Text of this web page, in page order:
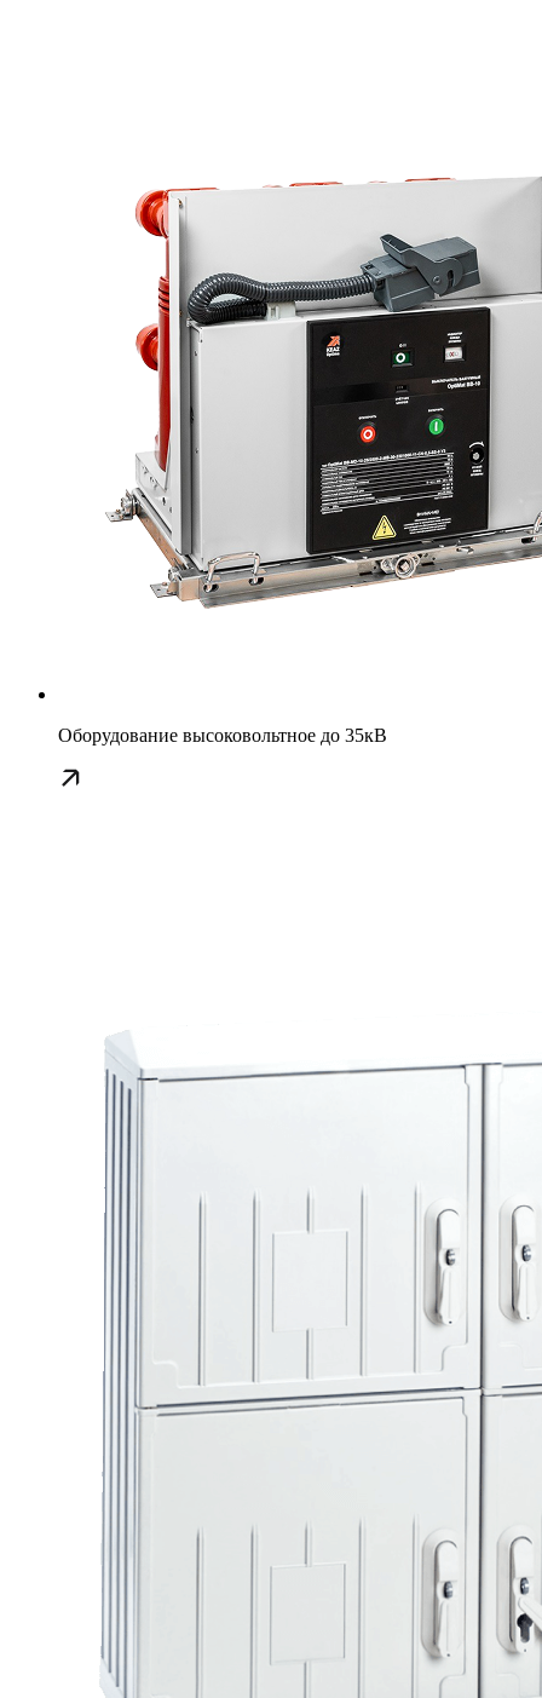
Оборудование высоковольтное до 35кВ